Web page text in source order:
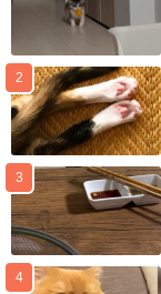
2
3
4